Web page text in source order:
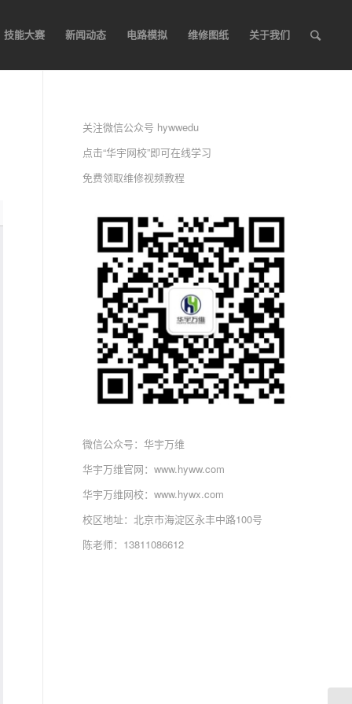
技能大赛 新闻动态 电路模拟 维修图纸 关于我们
关注微信公众号 hywwedu
点击“华宇网校”即可在线学习
免费领取维修视频教程
微信公众号：华宇万维
华宇万维官网：www.hyww.com
华宇万维网校：www.hywx.com
校区地址：北京市海淀区永丰中路100号
陈老师：13811086612